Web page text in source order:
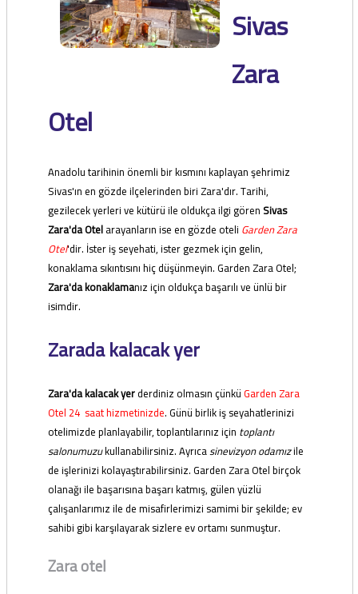
Sivas
Zara
Otel
Anadolu tarihinin önemli bir kısmını kaplayan şehrimiz
Sivas'ın en gözde ilçelerinden biri Zara'dır. Tarihi,
gezilecek yerleri ve kütürü ile oldukça ilgi gören Sivas
Zara'da Otelarayanların ise en gözde oteli Garden Zara
Otel'dir. İster iş seyehati, ister gezmek için gelin,
konaklama sıkıntısını hiç düşünmeyin. Garden Zara Otel;
Zara'da konaklamanız için oldukça başarılı ve ünlü bir
isimdir.
Zarada kalacak yer
Zara'da kalacak yerderdiniz olmasın çünküGarden Zara
Otel 24 saat hizmetinizde. Günü birlik iş seyahatlerinizi
otelimizde planlayabilir, toplantılarınız için toplantı
salonumuzukullanabilirsiniz. Ayrıcasinevizyon odamızile
de işlerinizi kolayaştırabilirsiniz. Garden Zara Otel birçok
olanağı ile başarısına başarı katmış, gülen yüzlü
çalışanlarımız ile de misafirlerimizi samimi bir şekilde; ev
sahibi gibi karşılayarak sizlere ev ortamı sunmuştur.
Zara otel